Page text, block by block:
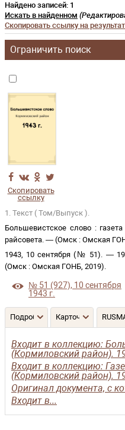
Найдено записей: 1
Искать в найденном
Скопировать ссылку на
Ограничить поиск
Скопировать
ссылку
1. Текст ( Том/Выпуск ).
Большевистское слово : газета
райсовета. — (Омск : Омская
1943, 10 сентября (№ 51). —
(Омск : Омская ГОНБ, 2019).
№ 51 (927), 10 сентября
1943 г.
Подробнее Карточка
Входит в коллекцию:
(Кормиловский район).
Входит в коллекцию:
(Кормиловский район).
Оригинал документа, с
Входит в...